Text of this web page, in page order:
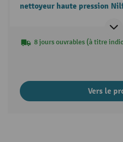
nettoyeur haute pression
8 jours ouvrables (à titre
Vers le